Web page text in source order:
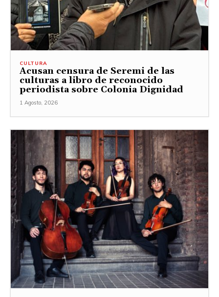
CULTURA
Acusan censura de Seremi de las
culturas a libro de reconocido
periodista sobre Colonia Dignidad
1 Agosto, 2026